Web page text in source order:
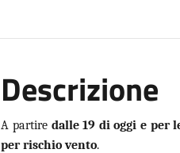
Descrizione
A partire dalle 19 di oggi e per
per rischio vento.